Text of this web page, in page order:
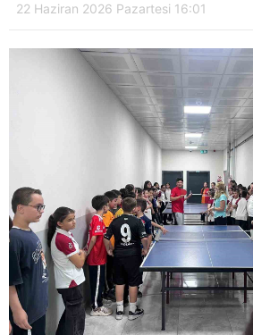
22 Haziran 2026 Pazartesi 16:01